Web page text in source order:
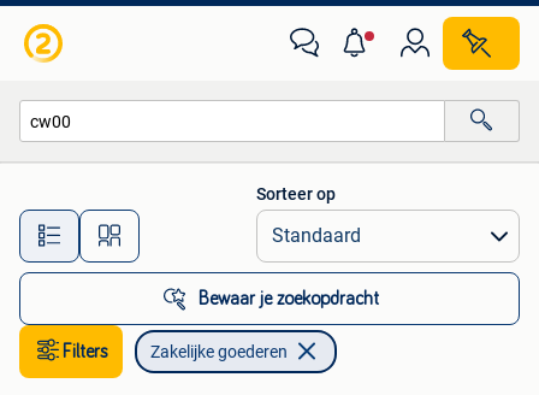
Alle afstanden…
Sorteer op
Bewaar je zoekopdracht
Filters Zakelijke goederen